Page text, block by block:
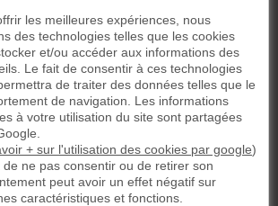
ccas le Bourg
87220 Boisseuil
05 33 06 14 49
06 37 57 44 80
Siret : 823732649
TOUS DROITS RÉSERVÉS
les meilleures expériences, nous
des technologies telles que les cookies
et/ou accéder aux informations des
Le fait de consentir à ces technologies
de traiter des données telles que le
de navigation. Les informations
à votre utilisation du site sont partagées
+ sur l'utilisation des cookies par google)
de ne pas consentir ou de retirer son
peut avoir un effet négatif sur
caractéristiques et fonctions.